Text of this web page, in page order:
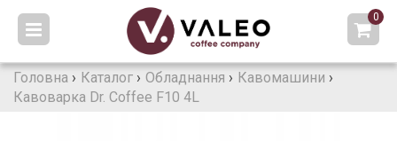
0
Головна › Каталог › Обладнання › Кавомашини ›
Кавоварка Dr. Coffee F10 4L